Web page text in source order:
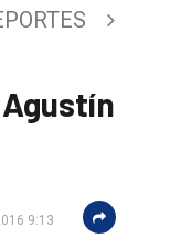
9:13